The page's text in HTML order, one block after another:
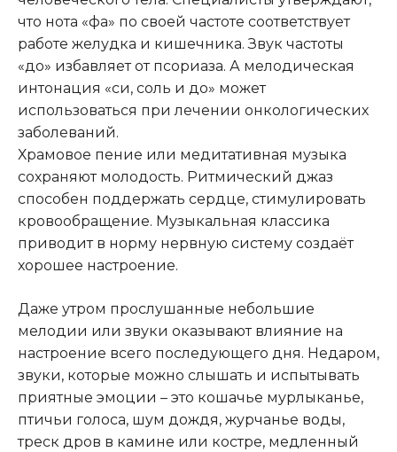
что нота «фа» по своей частоте соответствует
работе желудка и кишечника. Звук частоты
«до» избавляет от псориаза. А мелодическая
интонация «си, соль и до» может
использоваться при лечении онкологических
заболеваний.
Храмовое пение или медитативная музыка
сохраняют молодость. Ритмический джаз
способен поддержать сердце, стимулировать
кровообращение. Музыкальная классика
приводит в норму нервную систему создаёт
хорошее настроение.
Даже утром прослушанные небольшие
мелодии или звуки оказывают влияние на
настроение всего последующего дня. Недаром,
звуки, которые можно слышать и испытывать
приятные эмоции – это кошачье мурлыканье,
птичьи голоса, шум дождя, журчанье воды,
треск дров в камине или костре, медленный